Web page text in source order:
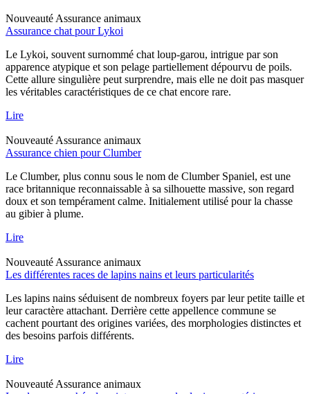
Nouveauté Assurance animaux
Assurance chat pour Lykoi
Le Lykoi, souvent surnommé chat loup-garou, intrigue par son
apparence atypique et son pelage partiellement dépourvu de poils.
Cette allure singulière peut surprendre, mais elle ne doit pas masquer
les véritables caractéristiques de ce chat encore rare.
Lire
Nouveauté Assurance animaux
Assurance chien pour Clumber
Le Clumber, plus connu sous le nom de Clumber Spaniel, est une
race britannique reconnaissable à sa silhouette massive, son regard
doux et son tempérament calme. Initialement utilisé pour la chasse
au gibier à plume.
Lire
Nouveauté Assurance animaux
Les différentes races de lapins nains et leurs particularités
Les lapins nains séduisent de nombreux foyers par leur petite taille et
leur caractère attachant. Derrière cette appellence commune se
cachent pourtant des origines variées, des morphologies distinctes et
des besoins parfois différents.
Lire
Nouveauté Assurance animaux